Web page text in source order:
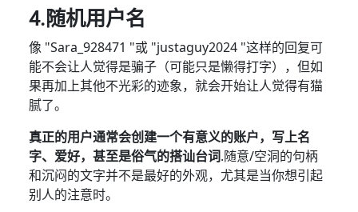
4.随机用户名
像 "Sara_928471 "或 "justaguy2024 "这样的回复可
能不会让人觉得是骗子（可能只是懒得打字），但如
果再加上其他不光彩的迹象，就会开始让人觉得有猫
腻了。
真正的用户通常会创建一个有意义的账户，写上名
字、爱好，甚至是俗气的搭讪台词.随意/空洞的句柄
和沉闷的文字并不是最好的外观，尤其是当你想引起
别人的注意时。